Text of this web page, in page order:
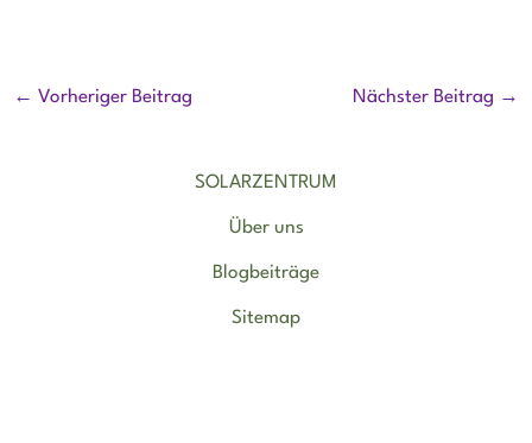
← Vorheriger Beitrag Nächster Beitrag →
SOLARZENTRUM
Über uns
Blogbeiträge
Sitemap